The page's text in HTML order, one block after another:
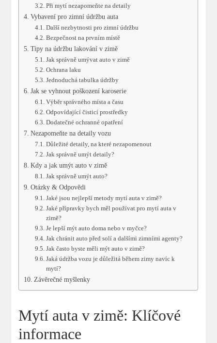
Při mytí nezapomeňte na detaily
Vybavení pro zimní údržbu auta
Další nezbytnosti​ pro zimní​ údržbu
Bezpečnost na prvním místě
Tipy na údržbu lakování v zimě
Jak správně umývat auto v zimě
Ochrana laku
Jednoduchá tabulka ​údržby
Jak se vyhnout poškození karoserie
Výběr správného místa a času
Odpovídající‌ čisticí prostředky
Dodatečné ochranné opatření
Nezapomeňte na detaily vozu
Důležité detaily, na které nezapomenout
Jak správně umýt detaily?
Kdy a jak umýt auto v zimě
Jak správně umýt⁣ auto?
Otázky & Odpovědi
Jaké⁢ jsou nejlepší metody mytí auta v zimě?
Jaké přípravky bych měl používat pro mytí auta v
zimě?
Je lepší mýt auto doma nebo v myčce?
Jak chránit auto před​ solí a ‍dalšími zimními ‌agenty?
Jak často byste měli mýt auto‍ v zimě?
Jaká údržba vozu je důležitá během‌ zimy navíc k
mytí?
Závěrečné myšlenky
Mytí auta ​v zimě: Klíčové
informace